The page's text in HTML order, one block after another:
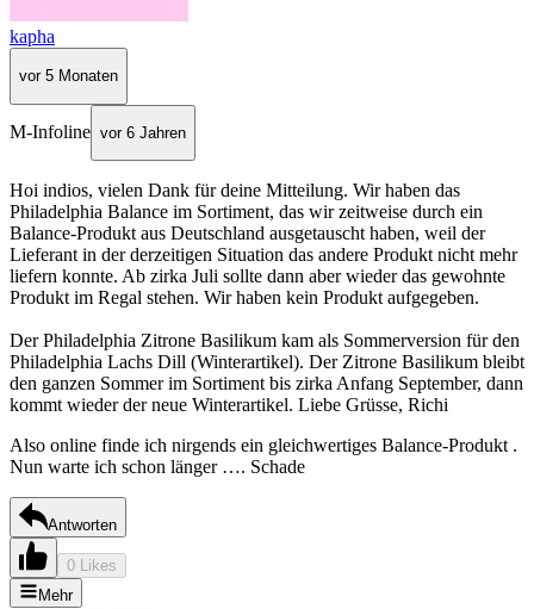
kapha
vor 5 Monaten
M-Infoline vor 6 Jahren
Hoi indios, vielen Dank für deine Mitteilung. Wir haben das
Philadelphia Balance im Sortiment, das wir zeitweise durch ein
Balance-Produkt aus Deutschland ausgetauscht haben, weil der
Lieferant in der derzeitigen Situation das andere Produkt nicht mehr
liefern konnte. Ab zirka Juli sollte dann aber wieder das gewohnte
Produkt im Regal stehen. Wir haben kein Produkt aufgegeben.
Der Philadelphia Zitrone Basilikum kam als Sommerversion für den
Philadelphia Lachs Dill (Winterartikel). Der Zitrone Basilikum bleibt
den ganzen Sommer im Sortiment bis zirka Anfang September, dann
kommt wieder der neue Winterartikel. Liebe Grüsse, Richi
Also online finde ich nirgends ein gleichwertiges Balance-Produkt .
Nun warte ich schon länger …. Schade
Antworten
0 Likes
Mehr